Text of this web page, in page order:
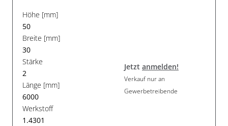
Höhe [mm]
50
Breite [mm]
30
Stärke
2
Länge [mm]
6000
Werkstoff
1.4301
Jetzt anmelden!
Verkauf nur an
Gewerbetreibende